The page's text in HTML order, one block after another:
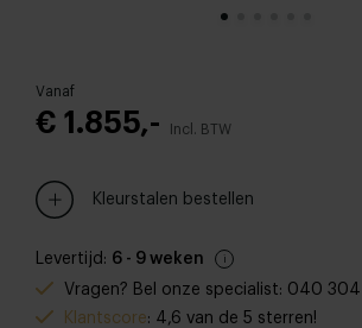
Vanaf
€ 1.855,- Incl. BTW
Kleurstalen bestellen
Levertijd: 6 - 9 weken
Vragen? Bel onze specialist: 040
Klantscore: 4,6 van de 5 sterren!